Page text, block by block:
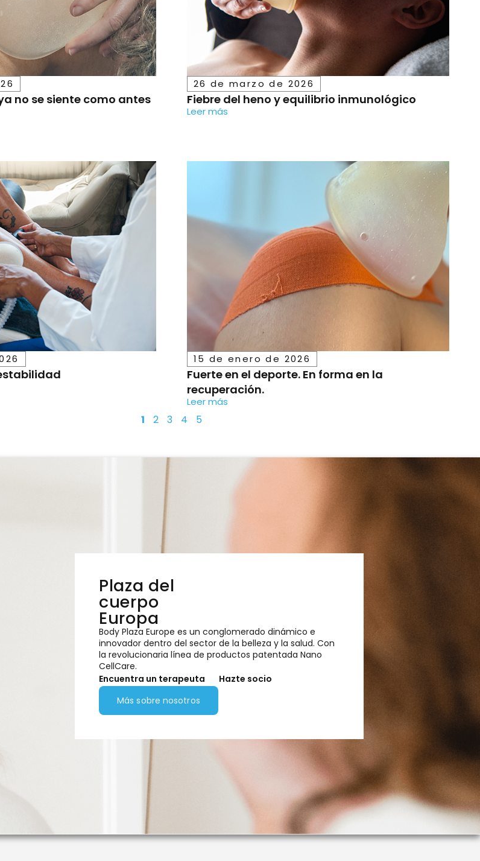
no se siente como antes
26 de marzo de 2026
Fiebre del heno y equilibrio inmunológico
Leer más
15 de enero de 2026
Fuerte en el deporte. En forma en la
recuperación.
Leer más
1 2 3 4 5
Plaza del
cuerpo
Europa
Body Plaza Europe es un conglomerado dinámico e
innovador dentro del sector de la belleza y la salud. Con
la revolucionaria línea de productos patentada Nano
CellCare.
Encuentra un terapeuta
Hazte socio
Más sobre nosotros